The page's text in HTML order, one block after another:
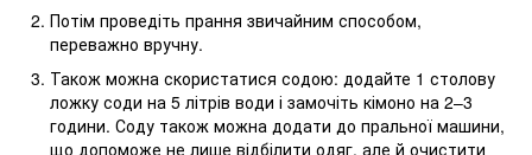
Потім проведіть прання звичайним способом,
переважно вручну.
Також можна скористатися содою: додайте 1 столову
ложку соди на 5 літрів води і замочіть кімоно на 2–3
години. Соду також можна додати до пральної машини,
що допоможе не лише відбілити одяг, але й очистити